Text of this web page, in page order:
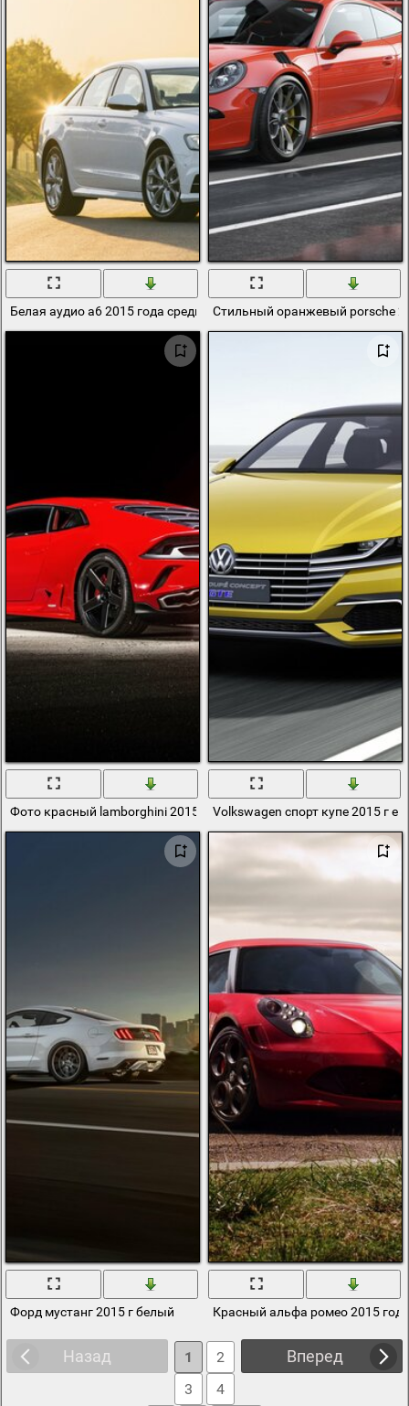
Белая аудио а6 2015 года среди лучей солнцаСтильный оранжевый porsche
Фото красный lamborghini 2015 годаVolkswagen спорт купе 2015 г
Форд мустанг 2015 г белый Красный альфа ромео 2015
Назад Вперед
1
2
3
4